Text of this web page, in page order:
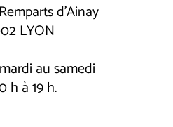
d'Ainay
LYON
au samedi
h à 19 h.